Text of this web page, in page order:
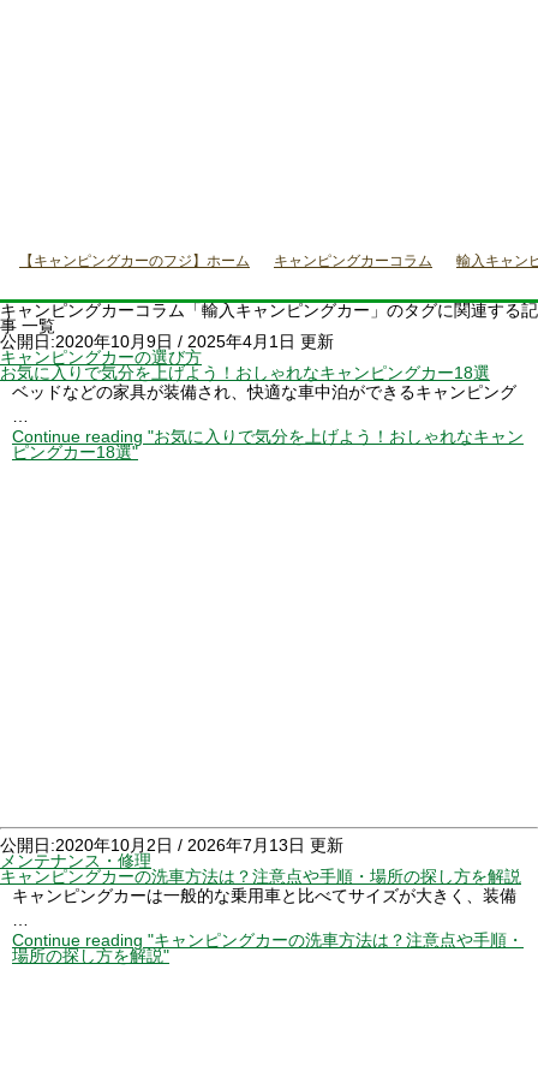
【キャンピングカーのフジ】ホーム キャンピングカーコラム 輸入キャン
キャンピングカーコラム「輸入キャンピングカー」のタグに関連する記
事 一覧
公開日:2020年10月9日 / 2025年4月1日 更新
キャンピングカーの選び方
お気に入りで気分を上げよう！おしゃれなキャンピングカー18選
ベッドなどの家具が装備され、快適な車中泊ができるキャンピング
Continue reading "お気に入りで気分を上げよう！おしゃれなキャン
ピングカー18選"
公開日:2020年10月2日 / 2026年7月13日 更新
メンテナンス・修理
キャンピングカーの洗車方法は？注意点や手順・場所の探し方を解説
キャンピングカーは一般的な乗用車と比べてサイズが大きく、装備
Continue reading "キャンピングカーの洗車方法は？注意点や手順・
場所の探し方を解説"